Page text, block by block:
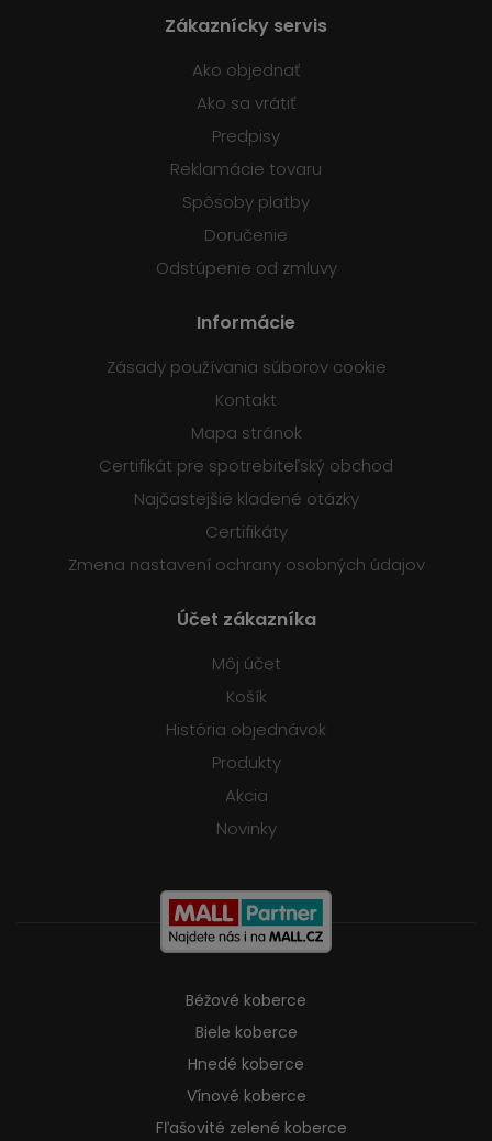
Zákaznícky servis
Ako objednať
Ako sa vrátiť
Predpisy
Reklamácie tovaru
Spôsoby platby
Doručenie
Odstúpenie od zmluvy
Informácie
Zásady používania súborov cookie
Kontakt
Mapa stránok
Certifikát pre spotrebiteľský obchod
Najčastejšie kladené otázky
Certifikáty
Zmena nastavení ochrany osobných údajov
Účet zákazníka
Môj účet
Košík
História objednávok
Produkty
Akcia
Novinky
Béžové koberce
Biele koberce
Hnedé koberce
Vínové koberce
Fľašovité zelené koberce